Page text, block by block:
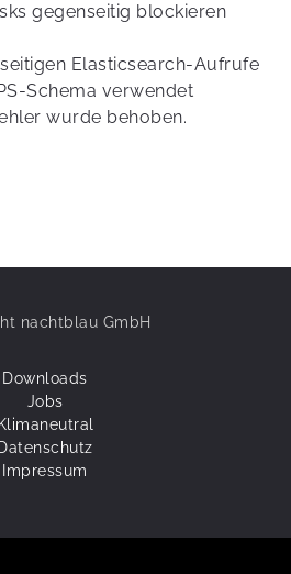
gegenseitig blockieren
Elasticsearch-Aufrufe
Schema verwendet
wurde behoben.
nachtblau GmbH
Downloads
Jobs
Klimaneutral
Datenschutz
Impressum